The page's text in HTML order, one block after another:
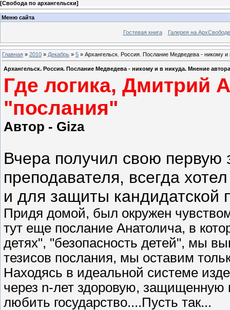
[Свобода по архангельски]
Меню сайта
Гостевая книга Галерея на АрхСвободе
Главная » 2010 » Декабрь » 5 » Архангельск. Россия. Послание Медведева - никому и
Архангельск. Россия. Послание Медведева - никому и в никуда. Мнение автора
Где логика, Дмитрий
"послания"
Автор - Giza
Вчера получил свою первую
преподавателя, всегда
и для защиты кандидатской
Придя домой, был окружен
тут еще послание Анатолича, в
детях", "безопасность детей", мы
тезисов послания, мы оставим
Находясь в идеальной системе
через n-лет здоровую, защищенную
любить государство....Пусть так...